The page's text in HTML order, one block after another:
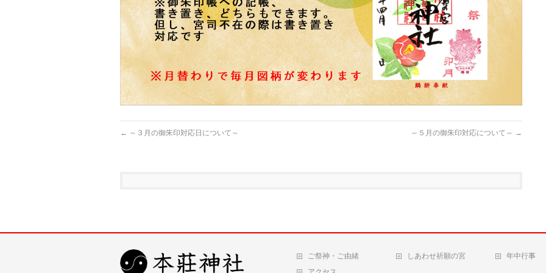
← ～３月の御朱印対応日について～ ～５月の御朱印対応について～ →
ご祭神・ご由緒 しあわせ祈願の宮 年中行事